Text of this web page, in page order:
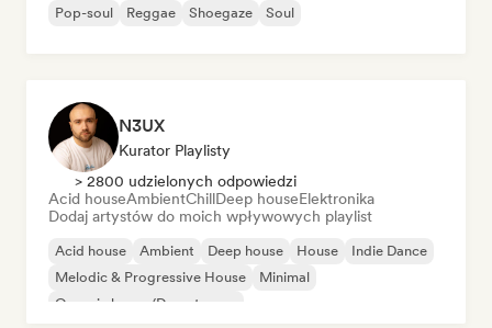
Pop-soul
Reggae Shoegaze Soul
N3UX
Kurator Playlisty
> 2800 udzielonych odpowiedzi
Acid houseAmbientChillDeep houseElektronika
Dodaj artystów do moich wpływowych playlist
Acid house Ambient Deep house House
Indie Dance
Melodic & Progressive House
Minimal
Organic house/Downtempo